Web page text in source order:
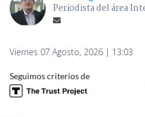
Periodista del área
Viernes 07 Agosto, 2026 | 13:03
Seguimos criterios de